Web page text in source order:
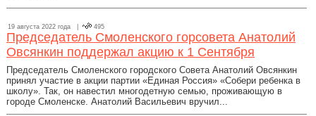
19 августа 2022 года | 495
Председатель Смоленского горсовета Анатолий
Овсянкин поддержал акцию к 1 Сентября
Председатель Смоленского городского Совета Анатолий Овсянкин
принял участие в акции партии «Единая Россия» «Собери ребенка в
школу». Так, он навестил многодетную семью, проживающую в
городе Смоленске. Анатолий Васильевич вручил...